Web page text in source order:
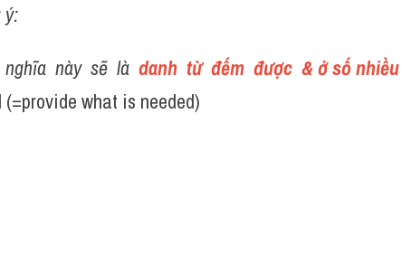
ý:
này  sẽ  là danh  từ  đếm  được  & ở số nhiều
(=provide what is needed)